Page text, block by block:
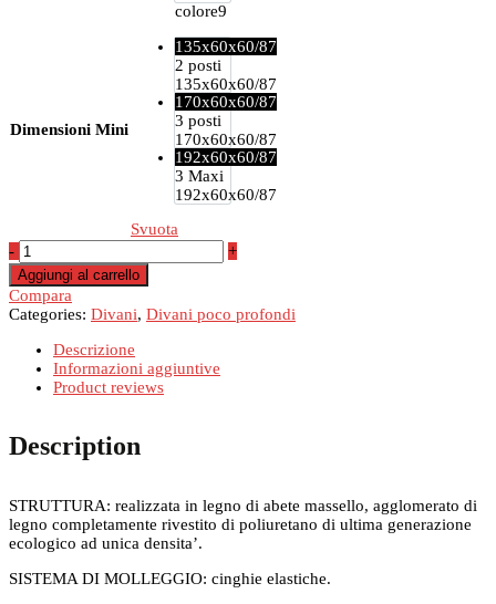
colore9
Dimensioni Mini
135x60x60/87
2 posti
135x60x60/87
170x60x60/87
3 posti
170x60x60/87
192x60x60/87
3 Maxi
192x60x60/87
Svuota
-Mini
quantità
+
Aggiungi al carrello
Compara
Categories: Divani, Divani poco profondi
Descrizione
Informazioni aggiuntive
Product reviews
Description
STRUTTURA: realizzata in legno di abete massello, agglomerato di
legno completamente rivestito di poliuretano di ultima generazione
ecologico ad unica densita’.
SISTEMA DI MOLLEGGIO: cinghie elastiche.